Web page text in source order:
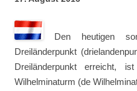
Den heutigen
Dreiländerpunkt
Dreiländerpunkt erreicht,
Wilhelminaturm (de